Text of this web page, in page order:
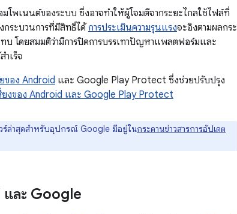
พเนนต์ของระบบ ซึ่งอาจทำให้ผู้โจมตีจากระยะไกลใช้ไฟล์ที่
กระบวนการที่มีสิทธิ์ได้การประเมินความรุนแรงจะอิงตามผลกระ
โดยสมมติว่ามีการปิดการบรรเทาปัญหาแพลตฟอร์มและ
เร็จ
ของ Android และ Google Play Protect ซึ่งช่วยปรับปรุง
ยงของ Android และ Google Play Protect
วร์ล่าสุดสำหรับอุปกรณ์ Google มีอยู่ในกระดานข่าวสารการอัปเดต
และ Google